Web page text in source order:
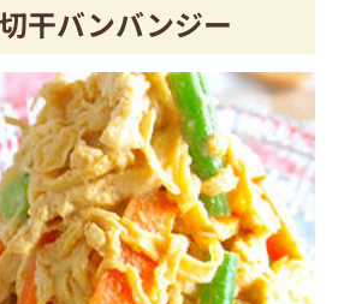
干バンバンジー